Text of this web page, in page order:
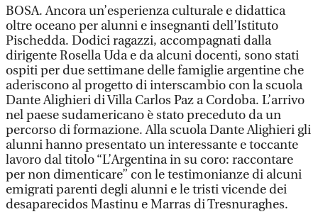
BOSA. Ancora un’esperienza culturale e didattica
oltre oceano per alunni e insegnanti dell’Istituto
Pischedda. Dodici ragazzi, accompagnati dalla
dirigente Rosella Uda e da alcuni docenti, sono stati
ospiti per due settimane delle famiglie argentine che
aderiscono al progetto di interscambio con la scuola
Dante Alighieri di Villa Carlos Paz a Cordoba. L’arrivo
nel paese sudamericano è stato preceduto da un
percorso di formazione. Alla scuola Dante Alighieri gli
alunni hanno presentato un interessante e toccante
lavoro dal titolo “L’Argentina in su coro: raccontare
per non dimenticare” con le testimonianze di alcuni
emigrati parenti degli alunni e le tristi vicende dei
desaparecidos Mastinu e Marras di Tresnuraghes.